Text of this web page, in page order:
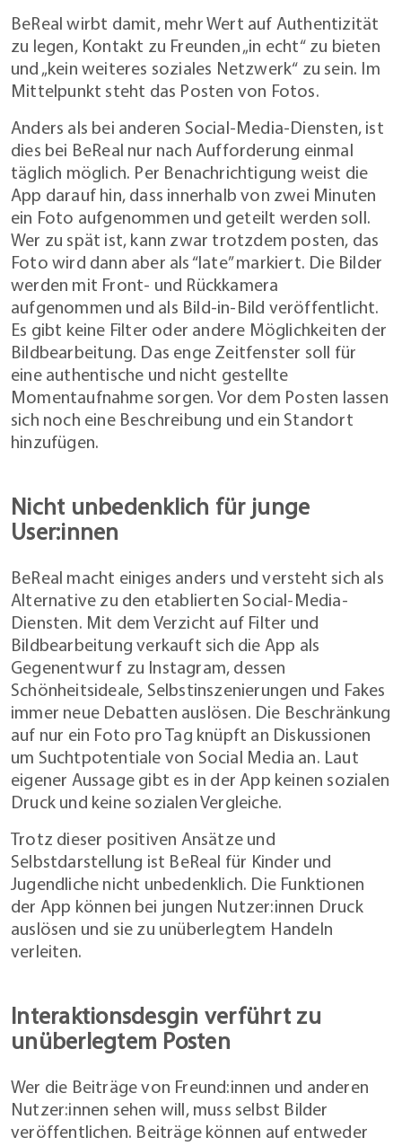
BeReal wirbt damit, mehr Wert auf Authentizität
zu legen, Kontakt zu Freunden „in echt“ zu bieten
und „kein weiteres soziales Netzwerk“ zu sein. Im
Mittelpunkt steht das Posten von Fotos.
Anders als bei anderen Social-Media-Diensten, ist
dies bei BeReal nur nach Aufforderung einmal
täglich möglich. Per Benachrichtigung weist die
App darauf hin, dass innerhalb von zwei Minuten
ein Foto aufgenommen und geteilt werden soll.
Wer zu spät ist, kann zwar trotzdem posten, das
Foto wird dann aber als “late” markiert. Die Bilder
werden mit Front- und Rückkamera
aufgenommen und als Bild-in-Bild veröffentlicht.
Es gibt keine Filter oder andere Möglichkeiten der
Bildbearbeitung. Das enge Zeitfenster soll für
eine authentische und nicht gestellte
Momentaufnahme sorgen. Vor dem Posten lassen
sich noch eine Beschreibung und ein Standort
hinzufügen.
Nicht unbedenklich für junge
User:innen
BeReal macht einiges anders und versteht sich als
Alternative zu den etablierten Social-Media-
Diensten. Mit dem Verzicht auf Filter und
Bildbearbeitung verkauft sich die App als
Gegenentwurf zu Instagram, dessen
Schönheitsideale, Selbstinszenierungen und Fakes
immer neue Debatten auslösen. Die Beschränkung
auf nur ein Foto pro Tag knüpft an Diskussionen
um Suchtpotentiale von Social Media an. Laut
eigener Aussage gibt es in der App keinen sozialen
Druck und keine sozialen Vergleiche.
Trotz dieser positiven Ansätze und
Selbstdarstellung ist BeReal für Kinder und
Jugendliche nicht unbedenklich. Die Funktionen
der App können bei jungen Nutzer:innen Druck
auslösen und sie zu unüberlegtem Handeln
verleiten.
Interaktionsdesgin verführt zu
unüberlegtem Posten
Wer die Beiträge von Freund:innen und anderen
Nutzer:innen sehen will, muss selbst Bilder
veröffentlichen. Beiträge können auf entweder